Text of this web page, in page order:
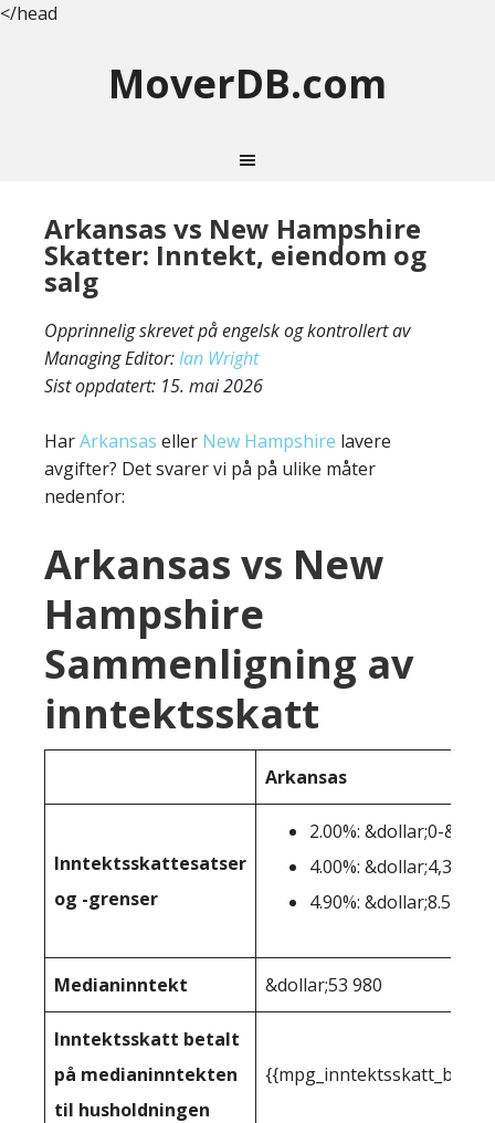
</head
MoverDB.com
Arkansas vs New Hampshire
Skatter: Inntekt, eiendom og
salg
Opprinnelig skrevet på engelsk og kontrollert av
Managing Editor:Ian Wright
Sist oppdatert: 15. mai 2026
HarArkansas eller New Hampshire lavere
avgifter? Det svarer vi på på ulike måter
nedenfor:
Arkansas vs New
Hampshire
Sammenligning av
inntektsskatt
Arkansas
Inntektsskattesatser
og -grenser
2.00%: &dollar;0-
4.00%: &dollar;4,300-
4.90%: &dollar;8.501+
Medianinntekt &dollar;53 980
Inntektsskatt betalt
på medianinntekten
til husholdningen